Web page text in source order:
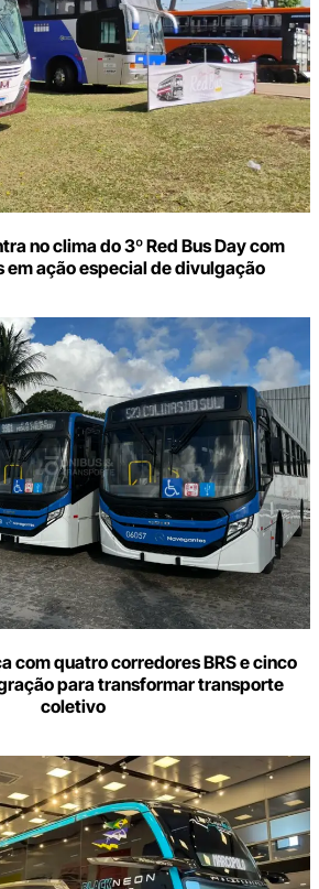
no clima do 3º Red Bus Day com
em ação especial de divulgação
com quatro corredores BRS e cinco
para transformar transporte
coletivo